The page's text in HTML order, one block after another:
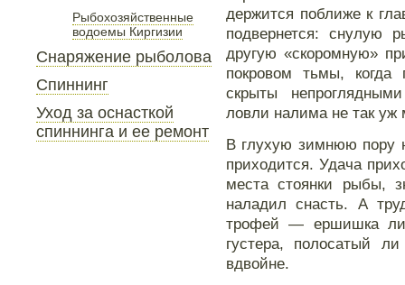
Рыбохозяйственные
водоемы Киргизии
Снаряжение рыболова
Спиннинг
Уход за оснасткой
спиннинга и ее ремонт
держится поближе к
подвернется: снулую
другую «скоромную»
покровом тьмы,
скрыты
ловли налима не так уж
В глухую зимнюю пору
приходится. Удача
места стоянки рыбы,
наладил снасть. А
трофей — ершишка ли
густера, полосатый
вдвойне.